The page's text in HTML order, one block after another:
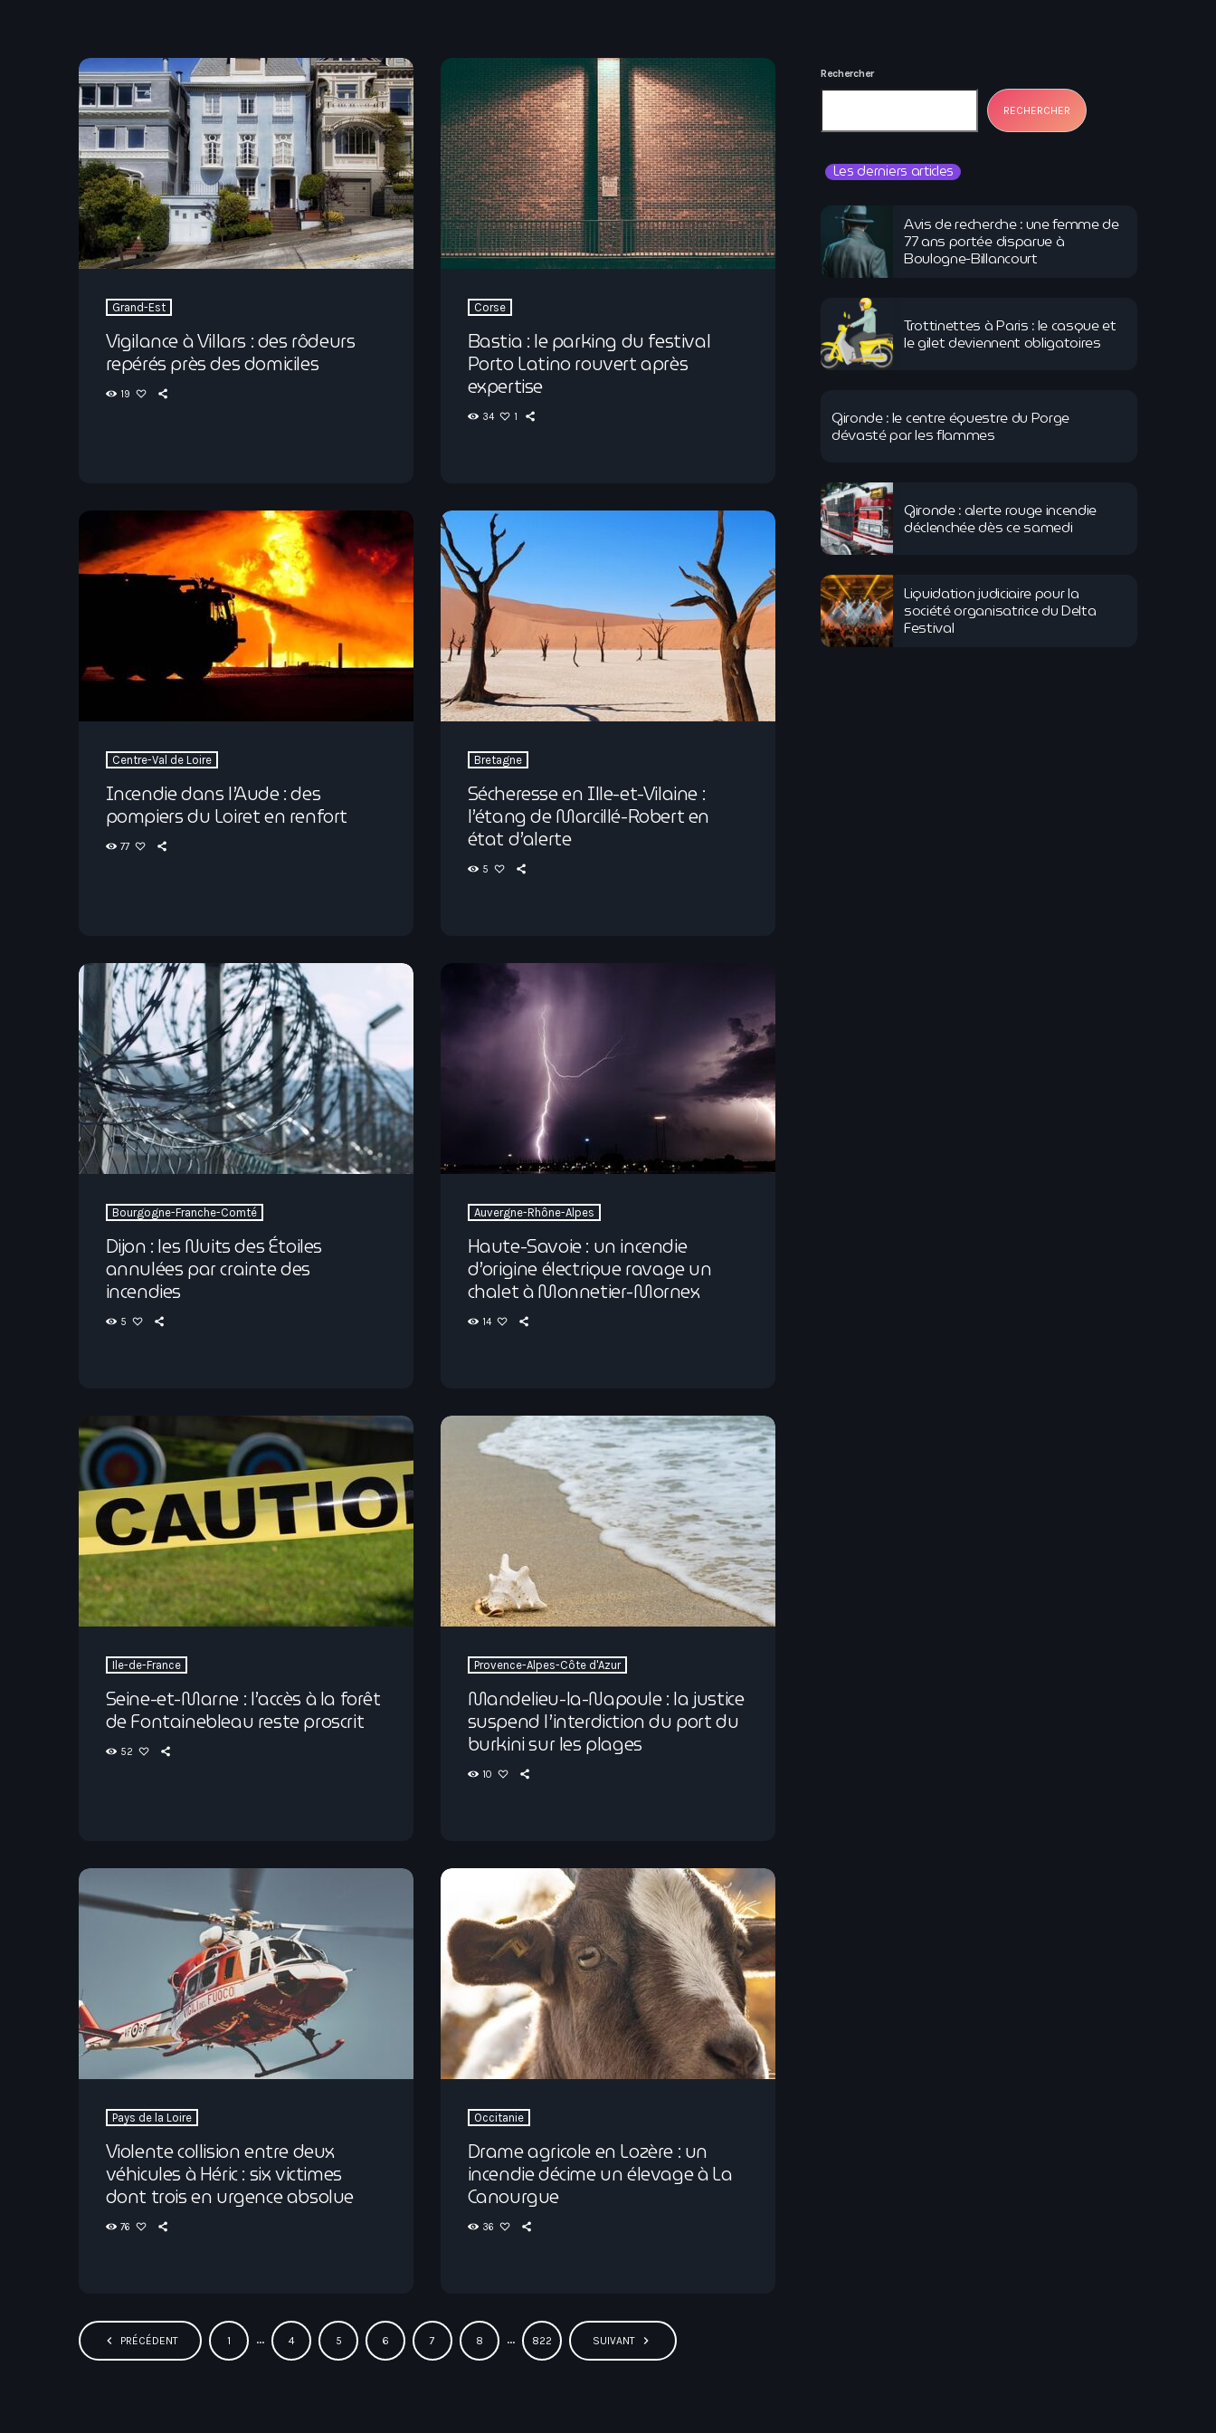
Grand-Est
Vigilance à Villars : des rôdeurs
repérés près des domiciles
19
Corse
Bastia : le parking du festival
Porto Latino rouvert après
expertise
34 1
Centre-Val de Loire
Incendie dans l’Aude : des
pompiers du Loiret en renfort
77
Bretagne
Sécheresse en Ille-et-Vilaine :
l’étang de Marcillé-Robert en
état d’alerte
5
Bourgogne-Franche-Comté
Dijon : les Nuits des Étoiles
annulées par crainte des
incendies
5
Auvergne-Rhône-Alpes
Haute-Savoie : un incendie
d’origine électrique ravage un
chalet à Monnetier-Mornex
14
Ile-de-France
Seine-et-Marne : l’accès à la forêt
de Fontainebleau reste proscrit
52
Provence-Alpes-Côte d'Azur
Mandelieu-la-Napoule : la justice
suspend l’interdiction du port du
burkini sur les plages
10
Pays de la Loire
Violente collision entre deux
véhicules à Héric : six victimes
dont trois en urgence absolue
76
Occitanie
Drame agricole en Lozère : un
incendie décime un élevage à La
Canourgue
36
navigate_before PRÉCÉDENT 1 … 4 5 6 7 8 … 822 SUIVANT navigate_next
Rechercher
RECHERCHER
Les derniers articles
Avis de recherche : une femme de
77 ans portée disparue à
Boulogne-Billancourt
Trottinettes à Paris : le casque et
le gilet deviennent obligatoires
Gironde : le centre équestre du Porge
dévasté par les flammes
Gironde : alerte rouge incendie
déclenchée dès ce samedi
Liquidation judiciaire pour la
société organisatrice du Delta
Festival